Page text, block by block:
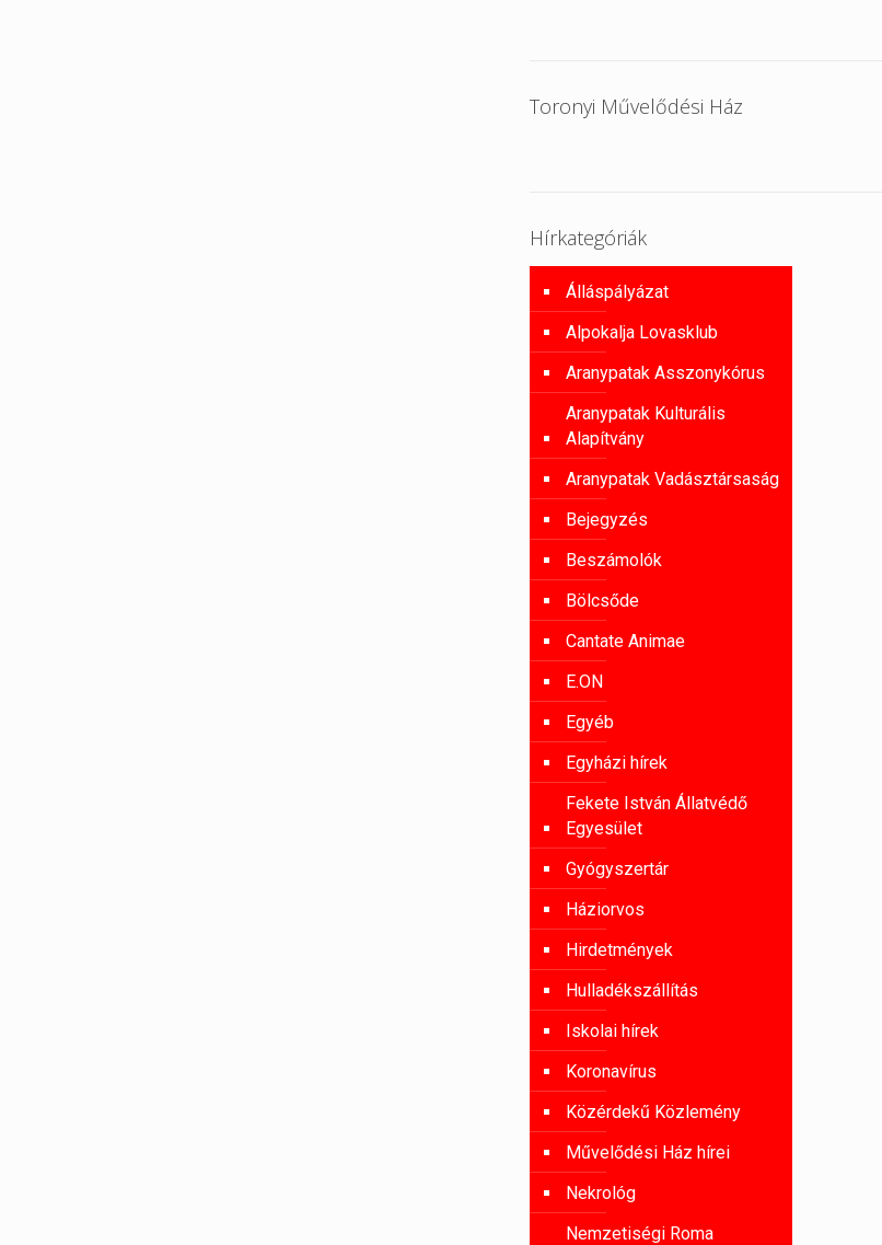
Toronyi Művelődési Ház
Hírkategóriák
Álláspályázat
Alpokalja Lovasklub
Aranypatak Asszonykórus
Aranypatak Kulturális
Alapítvány
Aranypatak Vadásztársaság
Bejegyzés
Beszámolók
Bölcsőde
Cantate Animae
E.ON
Egyéb
Egyházi hírek
Fekete István Állatvédő
Egyesület
Gyógyszertár
Háziorvos
Hirdetmények
Hulladékszállítás
Iskolai hírek
Koronavírus
Közérdekű Közlemény
Művelődési Ház hírei
Nekrológ
Nemzetiségi Roma